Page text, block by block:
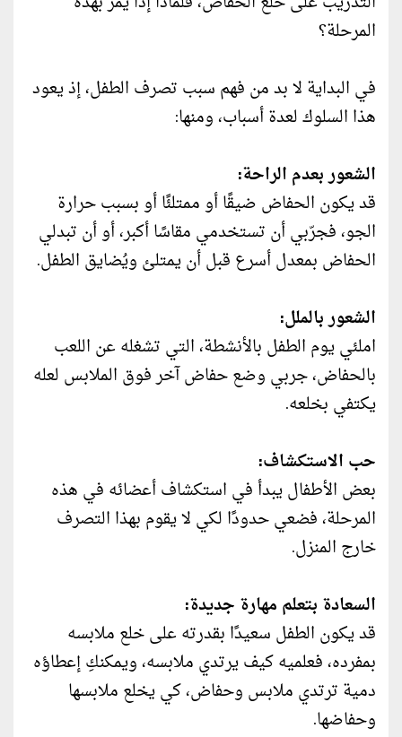
المرحلة؟
في البداية لا ​بد من فهم سبب تصرف الطفل، إذ يعود
هذا السلوك لعدة أسباب، ومنها:
الشعور بعدم الراحة:
قد يكون الحفاض ضيقًا أو ممتلئًا أو بسبب حرارة
الجو، فجرّبي أن تستخدمي مقاسًا أكبر، أو أن تبدلي
الحفاض بمعدل أسرع قبل أن يمتلئ ويُضايق الطفل.
الشعور بالملل:
املئي يوم الطفل بالأنشطة، التي تشغله عن اللعب
بالحفاض، جربي وضع حفاض آخر فوق الملابس لعله
يكتفي بخلعه.
حب الاستكشاف:
بعض الأطفال يبدأ في استكشاف أعضائه في هذه
المرحلة، فضعي حدودًا لكي لا يقوم بهذا التصرف
خارج المنزل.
السعادة بتعلم مهارة جديدة:
قد يكون الطفل سعيدًا بقدرته على خلع ملابسه
بمفرده، فعلميه كيف يرتدي ملابسه، ويمكنكِ إعطاؤه
دمية ترتدي ملابس وحفاض، كي يخلع ملابسها
وحفاضها.